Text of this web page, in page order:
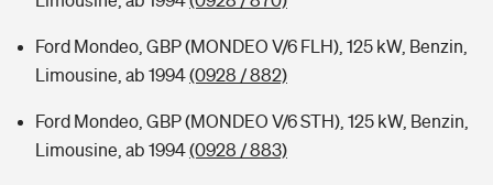
Ford Mondeo, GBP (MONDEO V/6 FLH), 125 kW, Benzin,
Limousine, ab 1994(0928 / 882)
Ford Mondeo, GBP (MONDEO V/6 STH), 125 kW, Benzin,
Limousine, ab 1994(0928 / 883)